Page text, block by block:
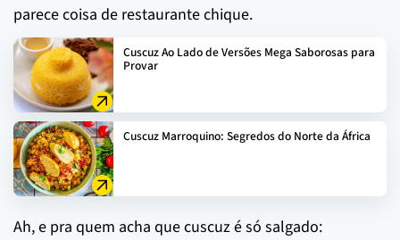
parece coisa de restaurante chique.
Cuscuz Ao Lado de Versões Mega Saborosas para
Provar
Cuscuz Marroquino: Segredos do Norte da África
Ah, e pra quem acha que cuscuz é só salgado: